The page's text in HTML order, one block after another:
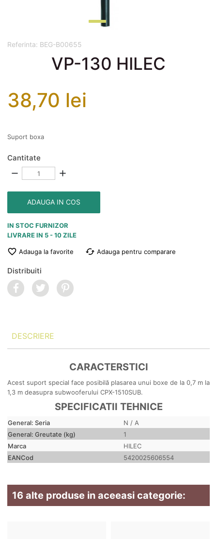
Referinta: BEG-B00655
VP-130 HILEC
38,70 lei
Suport boxa
Cantitate
remove add
ADAUGA IN COS
IN STOC FURNIZOR
LIVRARE IN 5 - 10 ZILE
 Adauga la favorite cached Adauga pentru comparare
Distribuiti
DESCRIERE
CARACTERSTICI
Acest suport special face posibilă plasarea unui boxe de la 0,7 m la
1,3 m deasupra subwooferului CPX-1510SUB.
SPECIFICATII TEHNICE
General: Seria
N / A
General: Greutate (kg)
1
Marca
HILEC
EANCod
5420025606554
16 alte produse in aceeasi categorie: